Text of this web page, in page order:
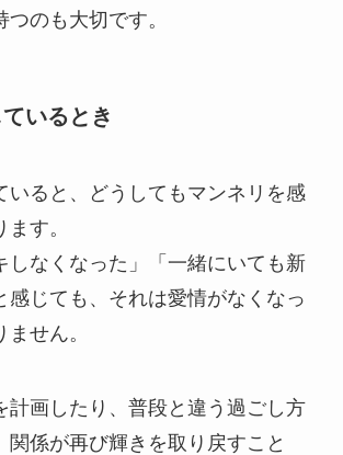
のも大切です。
いるとき
いると、どうしてもマンネリを感
す。
しなくなった」「一緒にいても新
感じても、それは愛情がなくなっ
せん。
計画したり、普段と違う過ごし方
関係が再び輝きを取り戻すこと